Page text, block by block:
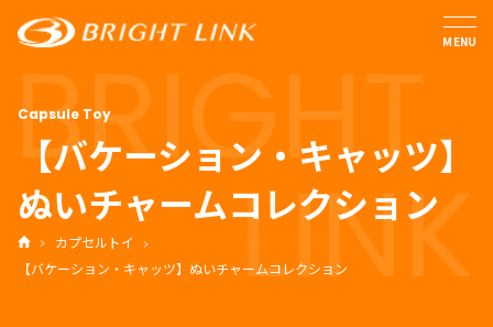
MENU
【バケーション・キャッツ】
ぬいチャームコレクション
カプセルトイ
【バケーション・キャッツ】ぬいチャームコレクション